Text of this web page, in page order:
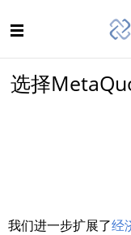
选择
我们进一步扩展了经